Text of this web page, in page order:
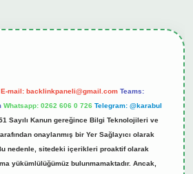
E-mail: backlinkpaneli@gmail.com Teams:
Whatsapp: 0262 606 0 726 Telegram: @karabul
Sayılı Kanun gereğince Bilgi Teknolojileri ve
onaylanmış bir Yer Sağlayıcı olarak
nedenle, sitedeki içerikleri proaktif olarak
yükümlülüğümüz bulunmamaktadır. Ancak,